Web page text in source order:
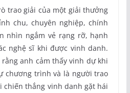
trao giải của một giải thưởng
chu, chuyên nghiệp, chính
nhìn ngắm vẻ rạng rỡ, hạnh
nghệ sĩ khi được vinh danh.
anh cảm thấy vinh dự khi
chương trình và là người trao
chiến thắng vinh danh gặt hái